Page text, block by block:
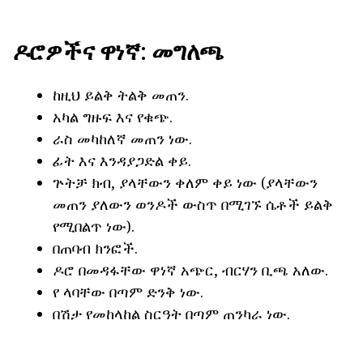
ዶሮዎችና ዋነኛ: መግለጫ
ከዚህ ይልቅ ትልቅ መጠን.
አካል ግዙፍ እና የቁጭ.
ራስ መካከለኛ መጠን ነው.
ፊት እና እንዳያጋድል ቀይ.
ጕትቻ ክብ, ያላቸውን ቀለም ቀይ ነው (ያላቸውን
መጠን ያለውን ወንዶች ውስጥ በሚገኙ ሴቶች ይልቅ
የሚበልጥ ነው).
በጠባብ ክንፎች.
ዶሮ በመዳፋቸው ዋነኛ አጭር, ብርሃን ቢጫ አለው.
የ ላባቸው በጣም ድንቅ ነው.
በሽታ የመከላከል ስርዓት በጣም ጠንካራ ነው.